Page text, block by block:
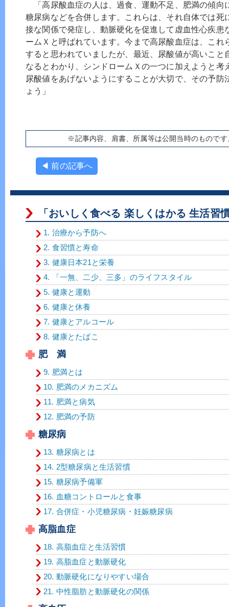
「高尿酸血症の人は、過食、運動不足、肥満の傾向
糖尿病などを合併します。これらは、それ自体では死
接な関係で発症し、動脈硬化を促進して虚血性心疾患
ームＸと呼ばれています。今まで高尿酸血症は、これ
すると思われていましたが、最近、尿酸値が高いこと
なるとわかり、シンドロームＸの一つに加えようと考
尿酸値をあげないようにすることが大切で、その予防
ょう」
※記事内容、肩書、所属等は公開当時のもので
◀ 前の記事へ
「おいしく食べる 楽しくはかる 生活習
1. 治療から予防へ
2. 食習慣と寿命
3. 健康日本21と栄養
4. 「一無、二少、三多」のライフスタイル
5. 健康と運動
6. 健康と休養
7. 健康とアルコール
8. 健康とたばこ
肥 満
9. 肥満とは
10. 肥満のメカニズム
11. 肥満と病気
12. 肥満の予防
糖尿病
13. 糖尿病とは
14. 2型糖尿病と生活習慣
15. 糖尿病予備軍
16. 血糖コントロールと食事
17. 合併症・小児糖尿病・妊娠糖尿病
高脂血症
18. 高脂血症と生活習慣
19. 高脂血症と動脈硬化
20. 動脈硬化になりやすい場合
21. 中性脂肪と動脈硬化の関係